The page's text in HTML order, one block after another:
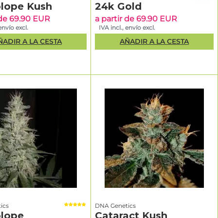
una
estable
famosos
Kush
del
Kush
69.90 EUR
excl.
A LA CESTA
24k Gold
a partir de 69.90 EUR
IVA incl., envío excl.
AÑADIR A LA CESTA
DNA Genetics
Cataract Kush